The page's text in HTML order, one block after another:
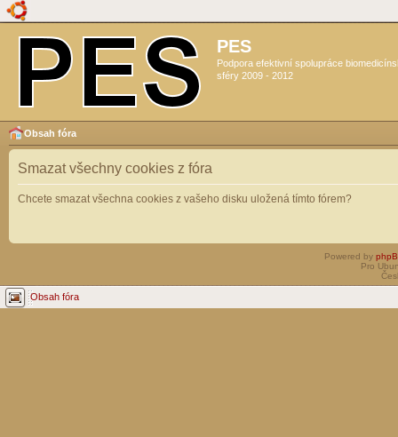
PES
Podpora efektivní spolupráce
sféry 2009 - 2012
Obsah fóra
Smazat všechny cookies z fóra
Chcete smazat všechna cookies z vašeho disku uložená tímto fórem?
Powered by
Pro
Obsah fóra